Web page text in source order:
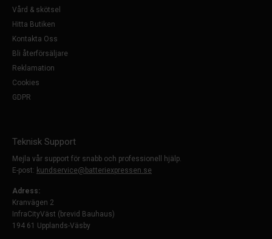
Vård & skötsel
Hitta Butiken
Kontakta Oss
Bli återförsäljare
Reklamation
Cookies
GDPR
Teknisk Support
Mejla vår support för snabb och professionell hjälp.
E-post: kundservice@batteriexpressen.se
Adress:
Kranvägen 2
InfraCityVäst (brevid Bauhaus)
194 61 Upplands-Väsby